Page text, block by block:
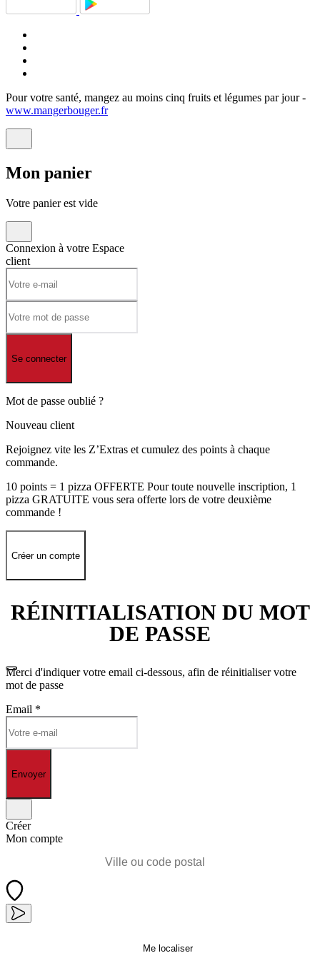
Pour votre santé, mangez au moins cinq fruits et légumes par jour -
www.mangerbouger.fr
Mon panier
Votre panier est vide
Connexion à votre Espace
client
Se connecter
Mot de passe oublié ?
Nouveau client
Rejoignez vite les Z’Extras et cumulez des points à chaque
commande.
10 points = 1 pizza OFFERTE Pour toute nouvelle inscription, 1
pizza GRATUITE vous sera offerte lors de votre deuxième
commande !
Créer un compte
RÉINITIALISATION DU MOT
DE PASSE
Merci d'indiquer votre email ci-dessous, afin de réinitialiser votre
mot de passe
Email *
Envoyer
Créer
Mon compte
Me localiser